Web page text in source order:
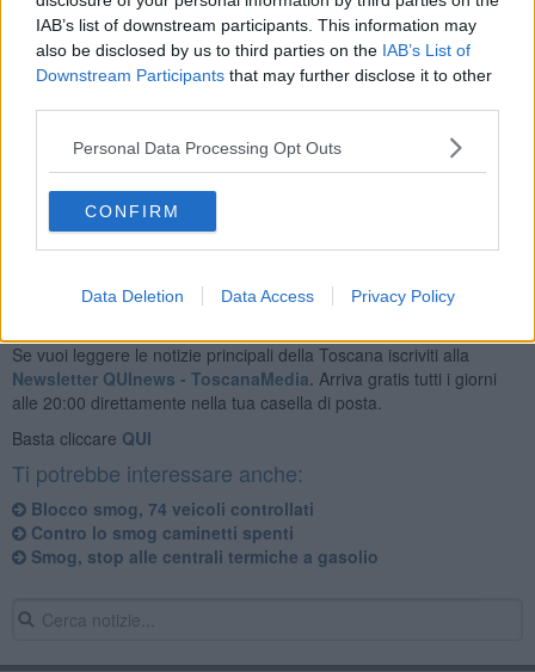
IAB’s list of downstream participants. This information may
also be disclosed by us to third parties on the IAB’s List of
Downstream Participants that may further disclose it to other
Personal Data Processing Opt Outs
CONFIRM
Data Deletion Data Access Privacy Policy
A queste contravvenzioni, se ne aggiungono nove per violazioni al
codice della strada: quattro per mancato utilizzo della cintura di
sicurezza, due per omessa revisione al veicolo, quattro per guida
Se vuoi leggere le notizie principali della Toscana iscriviti alla
Newsletter QUInews - ToscanaMedia. Arriva gratis tutti i giorni
alle 20:00 direttamente nella tua casella di posta.
Basta cliccare QUI
Ti potrebbe interessare anche:
Blocco smog, 74 veicoli controllati
Contro lo smog caminetti spenti
Smog, stop alle centrali termiche a gasolio